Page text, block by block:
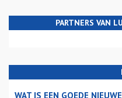
PARTNERS VAN
WAT IS EEN GOEDE